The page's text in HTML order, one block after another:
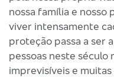
nossa família e nosso
viver intensamente
proteção passa a ser
pessoas neste
imprevisíveis e